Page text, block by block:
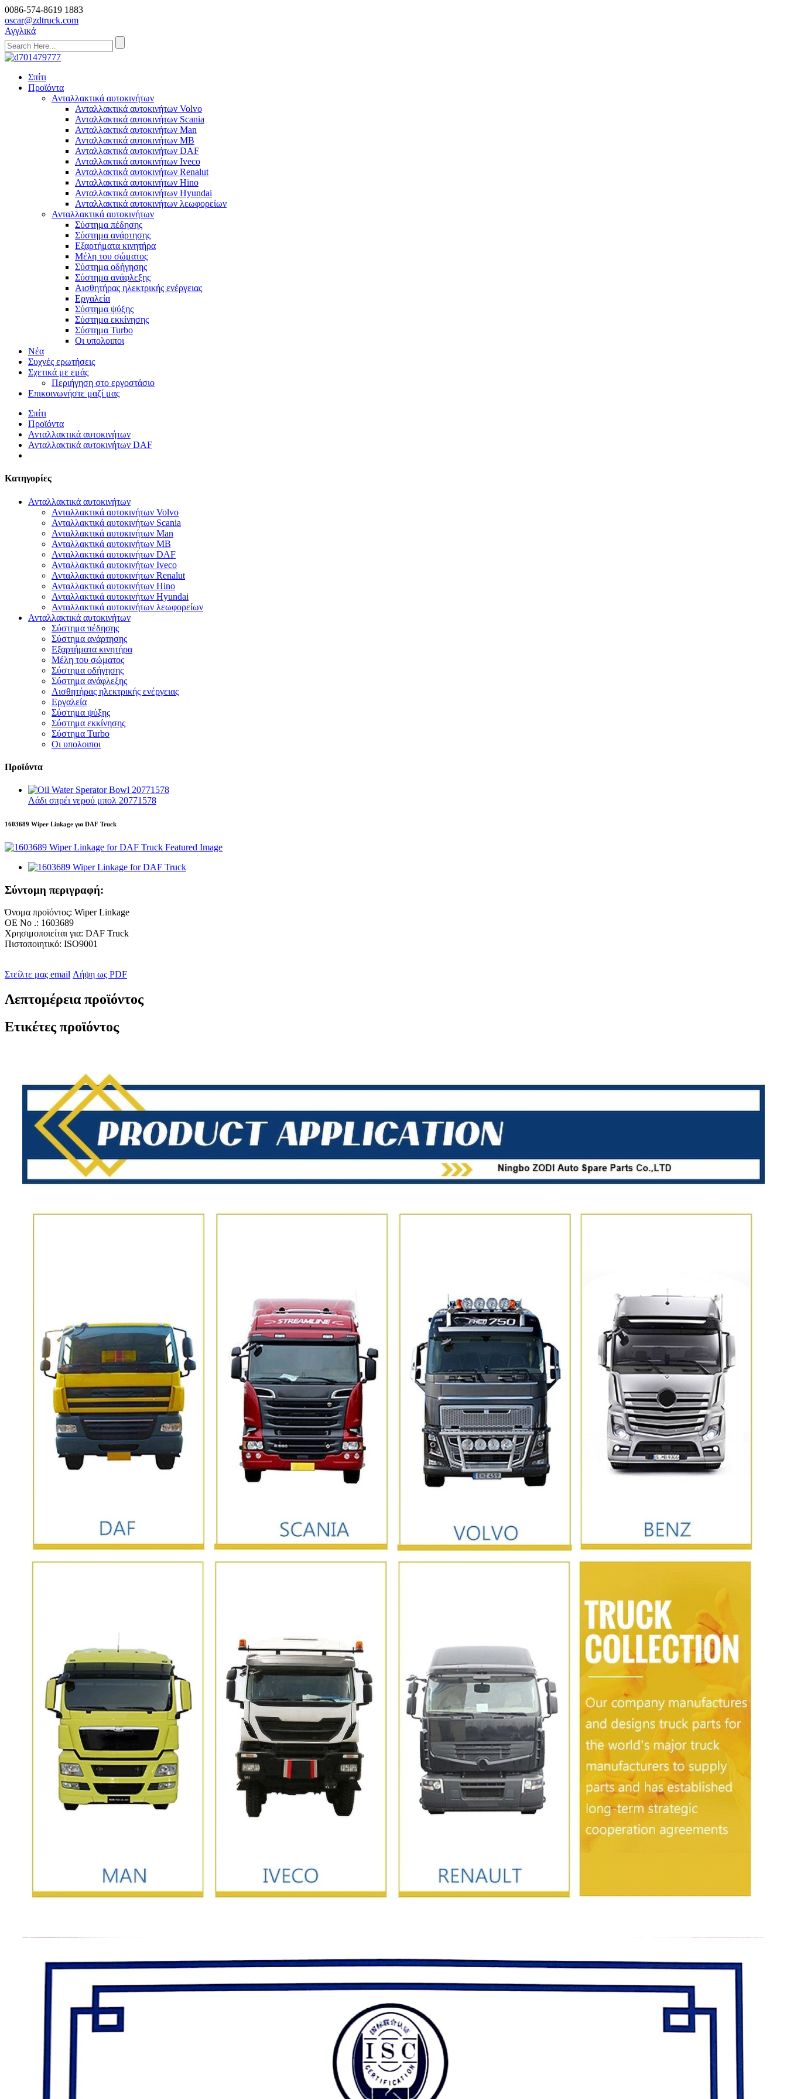
0086-574-8619 1883
oscar@zdtruck.com
Αγγλικά
Σπίτι
Προϊόντα
Ανταλλακτικά αυτοκινήτων
Ανταλλακτικά αυτοκινήτων Volvo
Ανταλλακτικά αυτοκινήτων Scania
Ανταλλακτικά αυτοκινήτων Man
Ανταλλακτικά αυτοκινήτων MB
Ανταλλακτικά αυτοκινήτων DAF
Ανταλλακτικά αυτοκινήτων Iveco
Ανταλλακτικά αυτοκινήτων Renalut
Ανταλλακτικά αυτοκινήτων Hino
Ανταλλακτικά αυτοκινήτων Hyundai
Ανταλλακτικά αυτοκινήτων λεωφορείων
Ανταλλακτικά αυτοκινήτων
Σύστημα πέδησης
Σύστημα ανάρτησης
Εξαρτήματα κινητήρα
Μέλη του σώματος
Σύστημα οδήγησης
Σύστημα ανάφλεξης
Αισθητήρας ηλεκτρικής ενέργειας
Εργαλεία
Σύστημα ψύξης
Σύστημα εκκίνησης
Σύστημα Turbo
Οι υπολοιποι
Νέα
Συχνές ερωτήσεις
Σχετικά με εμάς
Περιήγηση στο εργοστάσιο
Επικοινωνήστε μαζί μας
Σπίτι
Προϊόντα
Ανταλλακτικά αυτοκινήτων
Ανταλλακτικά αυτοκινήτων DAF
Κατηγορίες
Ανταλλακτικά αυτοκινήτων
Ανταλλακτικά αυτοκινήτων Volvo
Ανταλλακτικά αυτοκινήτων Scania
Ανταλλακτικά αυτοκινήτων Man
Ανταλλακτικά αυτοκινήτων MB
Ανταλλακτικά αυτοκινήτων DAF
Ανταλλακτικά αυτοκινήτων Iveco
Ανταλλακτικά αυτοκινήτων Renalut
Ανταλλακτικά αυτοκινήτων Hino
Ανταλλακτικά αυτοκινήτων Hyundai
Ανταλλακτικά αυτοκινήτων λεωφορείων
Ανταλλακτικά αυτοκινήτων
Σύστημα πέδησης
Σύστημα ανάρτησης
Εξαρτήματα κινητήρα
Μέλη του σώματος
Σύστημα οδήγησης
Σύστημα ανάφλεξης
Αισθητήρας ηλεκτρικής ενέργειας
Εργαλεία
Σύστημα ψύξης
Σύστημα εκκίνησης
Σύστημα Turbo
Οι υπολοιποι
Προϊόντα
Λάδι σπρέι νερού μπολ 20771578
1603689 Wiper Linkage για DAF Truck
Σύντομη περιγραφή:
Όνομα προϊόντος: Wiper Linkage
ΟΕ Νο .: 1603689
Χρησιμοποιείται για: DAF Truck
Πιστοποιητικό: ISO9001
Στείλτε μας email Λήψη ως PDF
Λεπτομέρεια προϊόντος
Ετικέτες προϊόντος